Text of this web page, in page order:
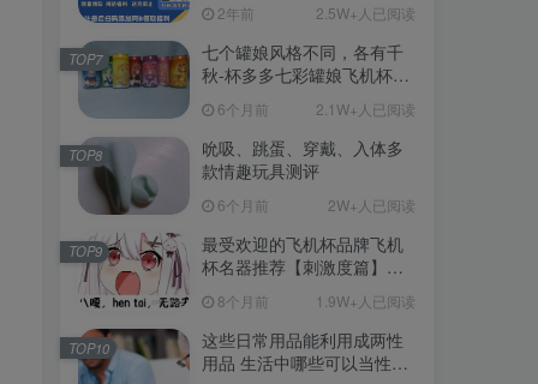
2年前 2.5W+人已阅读
七个罐娘风格不同，各有千
秋-杯多多七彩罐娘飞机杯测
6个月前 2.1W+人已阅读
TOP7
吮吸、跳蛋、穿戴、入体多
款情趣玩具测评
6个月前 2W+人已阅读
TOP8
最受欢迎的飞机杯品牌飞机
杯名器推荐【刺激度篇】：
清单（11月更）
8个月前 1.9W+人已阅读
TOP9
这些日常用品能利用成两性
用品 生活中哪些可以当性用
TOP10